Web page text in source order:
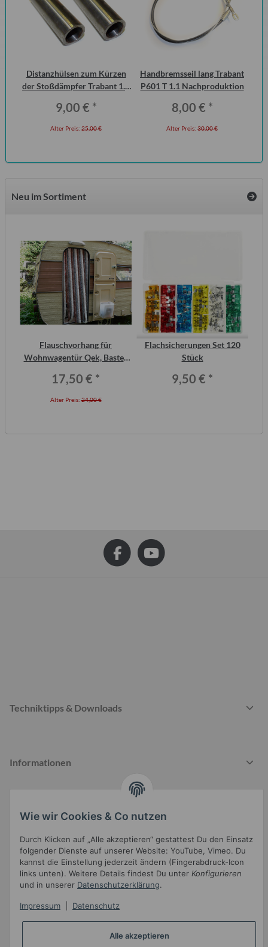
Distanzhülsen zum Kürzen
der Stoßdämpfer Trabant 1.1
9,00 € *
Alter Preis: 25,00 €
Handbremsseil lang Trabant
P601 T 1.1 Nachproduktion
8,00 € *
Alter Preis: 30,00 €
Neu im Sortiment
Flauschvorhang für
Wohnwagentür Qek, Bastei,
17,50 € *
Alter Preis:24,00 €
Flachsicherungen Set 120
Stück
9,50 € *
Techniktipps & Downloads
Informationen
Gesetzliche Informationen
Widerrufsbutton
Wie wir Cookies & Co nutzen
Durch Klicken auf „Alle akzeptieren“ gestattest Du den Einsatz
folgender Dienste auf unserer Website: YouTube, Vimeo. Du
kannst die Einstellung jederzeit ändern (Fingerabdruck-Icon
links unten). Weitere Details findest Du unter Konfigurieren
und in unserer Datenschutzerklärung.
Impressum Datenschutz
Alle akzeptieren